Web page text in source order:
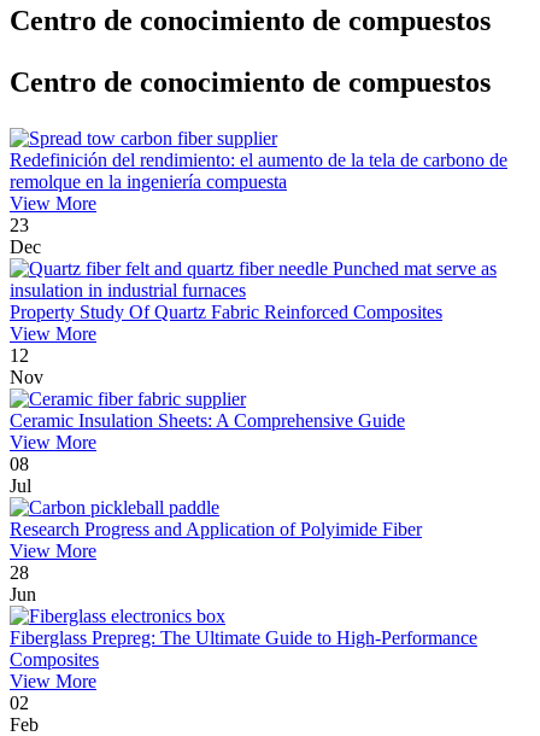
Centro de conocimiento de compuestos
Centro de conocimiento de compuestos
Redefinición del rendimiento: el aumento de la tela de carbono de
remolque en la ingeniería compuesta
View More
23
Dec
Property Study Of Quartz Fabric Reinforced Composites
View More
12
Nov
Ceramic Insulation Sheets: A Comprehensive Guide
View More
08
Jul
Research Progress and Application of Polyimide Fiber
View More
28
Jun
Fiberglass Prepreg: The Ultimate Guide to High-Performance
Composites
View More
02
Feb